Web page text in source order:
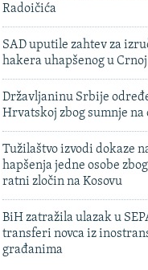
Radoičića
SAD uputile zahtev za
hakera uhapšenog u
Državljaninu Srbije
Hrvatskoj zbog sumnje na
Tužilaštvo izvodi dokaze
hapšenja jedne osobe
ratni zločin na Kosovu
BiH zatražila ulazak u
transferi novca iz
građanima